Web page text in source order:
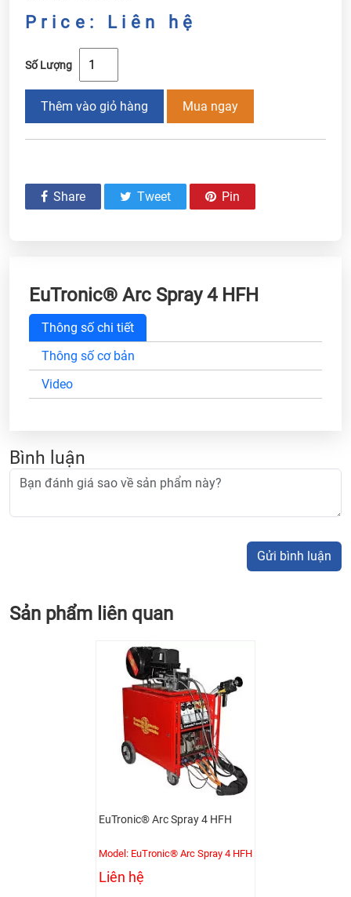
Price: Liên hệ
Số Lượng
Thêm vào giỏ hàng Mua ngay
Share Tweet Pin
EuTronic® Arc Spray 4 HFH
Thông số chi tiết
Thông số cơ bản
Video
Bình luận
Gửi bình luận
Sản phẩm liên quan
EuTronic® Arc Spray 4 HFH
Model: EuTronic® Arc Spray 4 HFH
Liên hệ